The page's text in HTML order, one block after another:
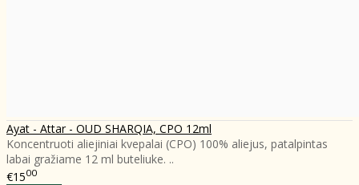
Ayat - Attar - OUD SHARQIA, CPO 12ml
Koncentruoti aliejiniai kvepalai (CPO) 100% aliejus, patalpintas
labai gražiame 12 ml buteliuke. ..
€1500